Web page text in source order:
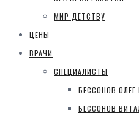
МИР ДЕТСТВУ
ЦЕНЫ
ВРАЧИ
СПЕЦИАЛИСТЫ
БЕССОНОВ ОЛЕГ
БЕССОНОВ